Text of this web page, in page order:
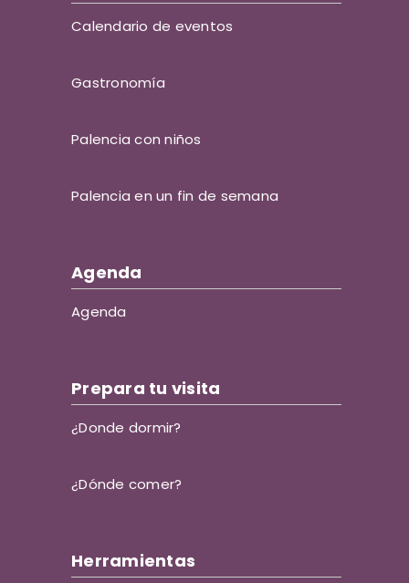
Calendario de eventos
Gastronomía
Palencia con niños
Palencia en un fin de semana
Agenda
Agenda
Prepara tu visita
¿Donde dormir?
¿Dónde comer?
Herramientas